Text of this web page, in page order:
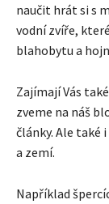
naučit hrát si s
vodní zvíře,
blahobytu a
Zajímají Vás
zveme na náš
články. Ale také
a zemí.
Například